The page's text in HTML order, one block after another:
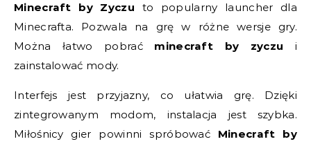
Minecraft by Zyczu to popularny launcher dla
Minecrafta. Pozwala na grę w różne wersje gry.
Można łatwo pobrać minecraft by zyczu i
zainstalować mody.
Interfejs jest przyjazny, co ułatwia grę. Dzięki
zintegrowanym modom, instalacja jest szybka.
Miłośnicy gier powinni spróbować Minecraft by